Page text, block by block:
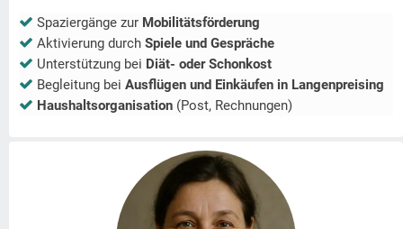
Spaziergänge zur Mobilitätsförderung
Aktivierung durch Spiele und Gespräche
Unterstützung bei Diät- oder Schonkost
Begleitung bei Ausflügen und Einkäufen in Langenpreising
Haushaltsorganisation (Post, Rechnungen)